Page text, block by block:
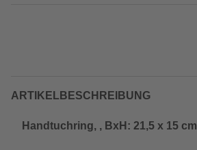
ARTIKELBESCHREIBUNG
Handtuchring, , BxH: 21,5 x 15 cm